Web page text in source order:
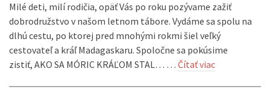
Milé deti, milí rodičia, opäť Vás po roku pozývame zažiť
dobrodružstvo v našom letnom tábore. Vydáme sa spolu na
dlhú cestu, po ktorej pred mnohými rokmi šiel veľký
cestovateľ a kráľ Madagaskaru. Spoločne sa pokúsime
zistiť, AKO SA MÓRIC KRÁĽOM STAL… … Čítať viac